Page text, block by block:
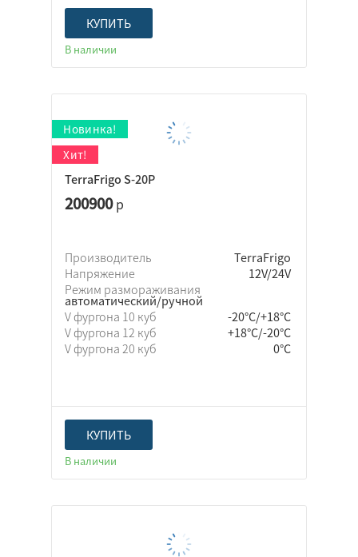
КУПИТЬ
В наличии
TerraFrigo S-20P
200900р
Производитель
TerraFrigo
Напряжение
12V/24V
Режим размораживания
автоматический/ручной
V фургона 10 куб
-20°C/+18°C
V фургона 12 куб
+18°C/-20°C
V фургона 20 куб
0°C
КУПИТЬ
В наличии